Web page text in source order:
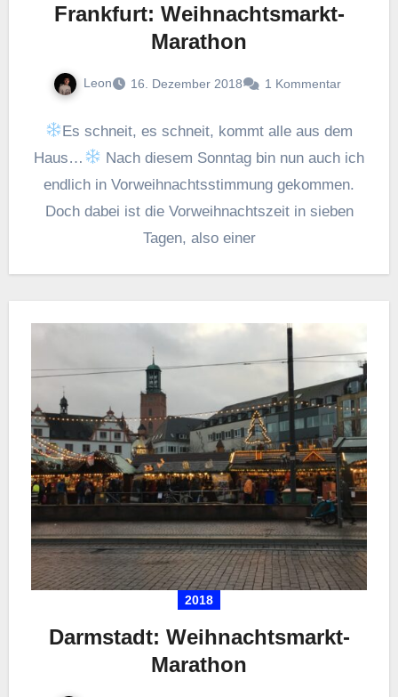
Frankfurt: Weihnachtsmarkt-
Marathon
Leon 16. Dezember 2018 1 Kommentar
Es schneit, es schneit, kommt alle aus dem
Haus…
Nach diesem Sonntag bin nun auch ich
endlich in Vorweihnachtsstimmung gekommen.
Doch dabei ist die Vorweihnachtszeit in sieben
Tagen, also einer
2018
Darmstadt: Weihnachtsmarkt-
Marathon